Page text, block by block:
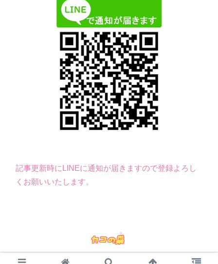
記事更新時にLINEに通知が届きますので登録よろし
くお願いいたします。